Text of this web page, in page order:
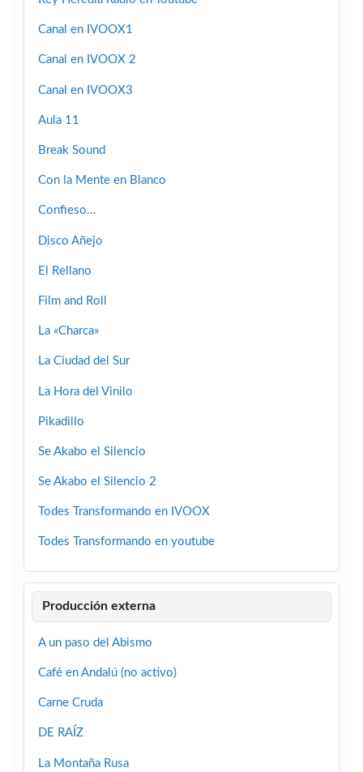
Canal en IVOOX1
Canal en IVOOX 2
Canal en IVOOX3
Aula 11
Break Sound
Con la Mente en Blanco
Confieso…
Disco Añejo
El Rellano
Film and Roll
La «Charca»
La Ciudad del Sur
La Hora del Vinilo
Pikadillo
Se Akabo el Silencio
Se Akabo el Silencio 2
Todes Transformando en IVOOX
Todes Transformando en youtube
Producción externa
A un paso del Abismo
Café en Andalú (no activo)
Carne Cruda
DE RAÍZ
La Montaña Rusa